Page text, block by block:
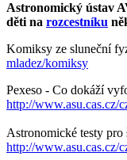
Astronomický ústav
děti na rozcestníku
Komiksy ze sluneční
mladez/komiksy
Pexeso - Co dokáží
http://www.asu.cas.cz/
Astronomické testy
http://www.asu.cas.cz/